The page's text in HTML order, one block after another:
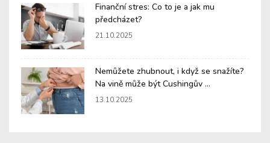
Finanční stres: Co to je a jak mu
předcházet?
21.10.2025
Nemůžete zhubnout, i když se snažíte?
Na vině může být Cushingův ...
13.10.2025